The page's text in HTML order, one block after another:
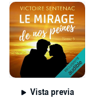
Vista previa